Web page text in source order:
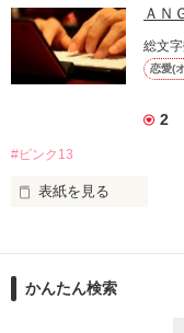
堤光一は自分よりも
た。
人の心は再生する。
不器用な大人たちの切
でも……時々甘いよね
太陽みたいな男の傍に
地味な真面目女子の前
「女はみんな可愛いよ
ＡＮ
総文
恋愛(
2
#ピンク13
表紙を見る
転ばないように
かんたん検索